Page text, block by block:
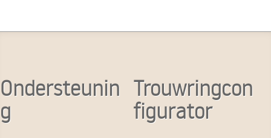
Ondersteunin
g
Trouwringcon
figurator